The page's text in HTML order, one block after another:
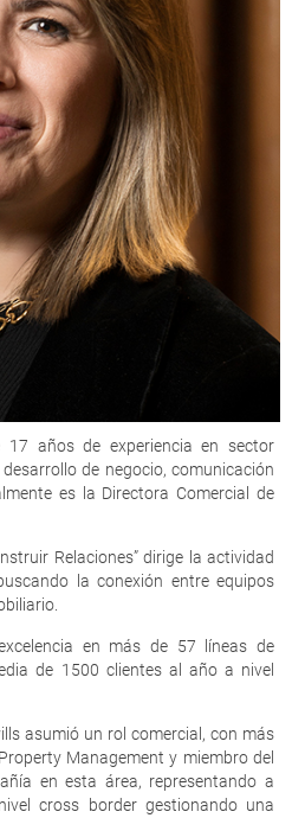
años de experiencia en sector
de negocio, comunicación
es la Directora Comercial de
Relaciones” dirige la actividad
la conexión entre equipos
en más de 57 líneas de
de 1500 clientes al año a nivel
asumió un rol comercial, con más
Management y miembro del
en esta área, representando a
cross border gestionando una